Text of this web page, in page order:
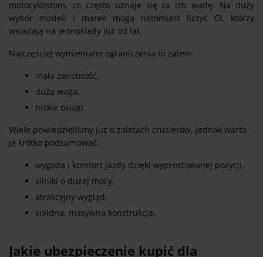
motocyklistom, co często uznaje się za ich wadę. Na duży
wybór modeli i marek mogą natomiast liczyć Ci, którzy
wsiadają na jednoślady już od lat.
Najczęściej wymieniane ograniczenia to zatem:
mała zwrotność,
duża waga,
niskie osiągi.
Wiele powiedzieliśmy już o zaletach crusierów, jednak warto
je krótko podsumować:
wygoda i komfort jazdy dzięki wyprostowanej pozycji,
silniki o dużej mocy,
atrakcyjny wygląd,
solidna, masywna konstrukcja.
Jakie ubezpieczenie kupić dla